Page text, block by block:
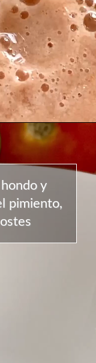
y
pimiento,